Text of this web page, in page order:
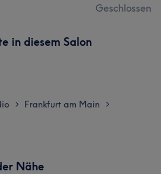
Geschlossen
in diesem Salon
> Frankfurt am Main >
Nähe